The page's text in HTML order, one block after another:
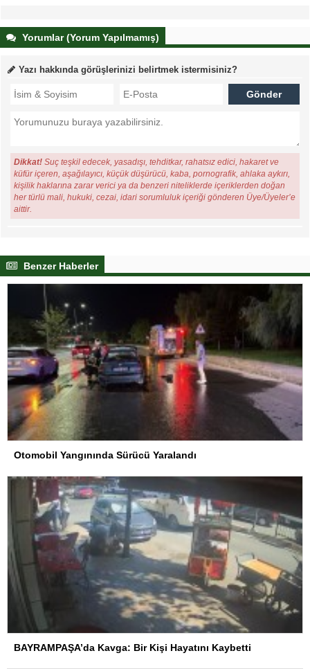
Yorumlar (Yorum Yapılmamış)
Yazı hakkında görüşlerinizi belirtmek istermisiniz?
Dikkat! Suç teşkil edecek, yasadışı, tehditkar, rahatsız edici, hakaret ve
küfür içeren, aşağılayıcı, küçük düşürücü, kaba, pornografik, ahlaka aykırı,
kişilik haklarına zarar verici ya da benzeri niteliklerde içeriklerden doğan
her türlü mali, hukuki, cezai, idari sorumluluk içeriği gönderen Üye/Üyeler’e
aittir.
Benzer Haberler
Otomobil Yangınında Sürücü Yaralandı
BAYRAMPAŞA’da Kavga: Bir Kişi Hayatını Kaybetti